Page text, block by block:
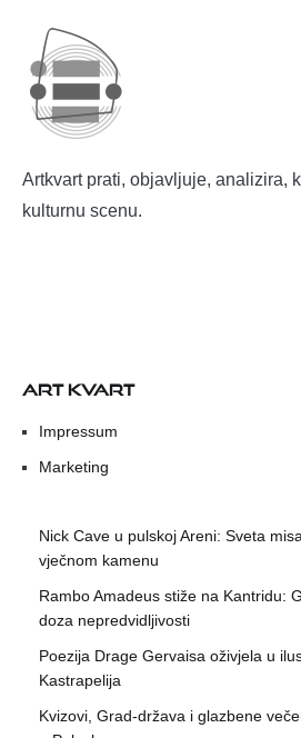
Artkvart prati, objavljuje, analizira,
kulturnu scenu.
ART KVART
Impressum
Marketing
Nick Cave u pulskoj Areni: Sveta
vječnom kamenu
Rambo Amadeus stiže na Kantridu:
doza nepredvidljivosti
Poezija Drage Gervaisa oživjela u
Kastrapelija
Kvizovi, Grad-država i glazbene